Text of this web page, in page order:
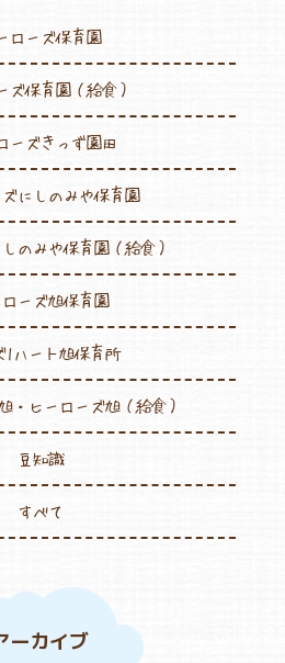
ローズ保育園
ズ保育園（給食）
ーズきっず園田
ズにしのみや保育園
のみや保育園（給食）
ローズ旭保育園
1ハート旭保育所
・ヒーローズ旭（給食）
豆知識
すべて
ーカイブ